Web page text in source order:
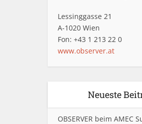
Lessinggasse 21
A-1020 Wien
Fon: +43 1 213 22 0
www.observer.at
Neueste
OBSERVER beim AMEC